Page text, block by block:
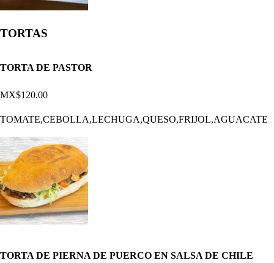
TORTAS
TORTA DE PASTOR
MX$120.00
TOMATE,CEBOLLA,LECHUGA,QUESO,FRIJOL,AGUACATE
TORTA DE PIERNA DE PUERCO EN SALSA DE CHILE